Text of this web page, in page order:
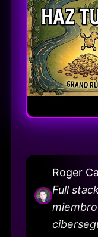
Roger
Full